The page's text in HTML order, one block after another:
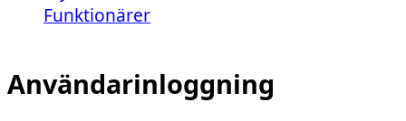
Funktionärer
Användarinloggning